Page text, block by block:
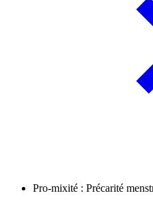
Pro-mixité : Précarité